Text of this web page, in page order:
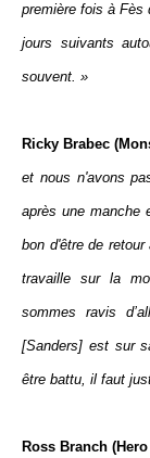
première fois à Fès
jours suivants
souvent. »
Ricky Brabec
et nous n'avons
après une manche
bon d'être de
travaille sur la
sommes ravis
[Sanders] est sur
être battu, il faut
Ross Branch